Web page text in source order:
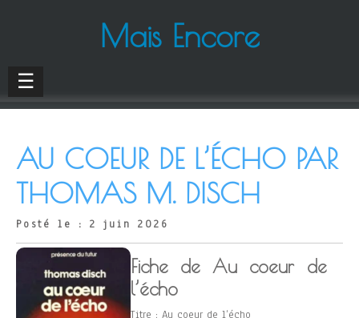
Mais Encore
☰
AU COEUR DE L’ÉCHO PAR
THOMAS M. DISCH
Posté le : 2 juin 2026
Fiche de Au coeur de
l’écho
Titre : Au coeur de l’écho